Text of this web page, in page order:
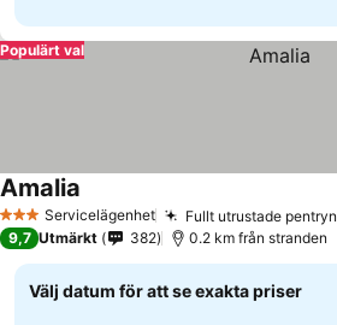
Populärt val
3 StjärnorServicelägenhet Fullt utrustade pentryn
Amalia
9,7 Utmärkt 382 0.2 km från stranden
Välj datum för att se exakta priser